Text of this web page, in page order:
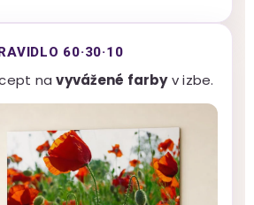
60·30·10
navyvážené farbyv izbe.